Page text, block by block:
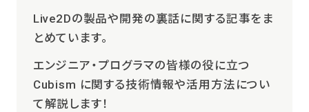
Live2Dの製品や開発の裏話に関する記事をま
とめています。
エンジニア・プログラマの皆様の役に立つ
Cubism に関する技術情報や活用方法につい
て解説します！